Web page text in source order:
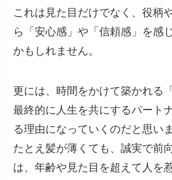
これは見た目だけでなく、役柄
ら「安心感」や「信頼感」を感
かもしれません。
更には、時間をかけて築かれる
最終的に人生を共にするパート
る理由になっていくのだと思いま
たとえ髪が薄くても、誠実で前
は、年齢や見た目を超えて人を